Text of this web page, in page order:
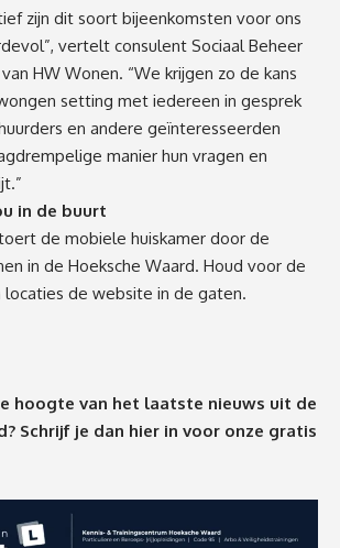
zijn dit soort bijeenkomsten voor ons
vertelt consulent Sociaal Beheer
HW Wonen. “We krijgen zo de kans
setting met iedereen in gesprek
en andere geïnteresseerden
manier hun vragen en
in de buurt
de mobiele huiskamer door de
in de Hoeksche Waard. Houd voor de
locaties de website in de gaten.
hoogte van het laatste nieuws uit de
Schrijf je dan hier in voor onze gratis